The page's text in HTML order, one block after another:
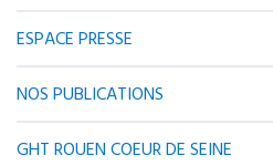
ESPACE PRESSE
NOS PUBLICATIONS
GHT ROUEN COEUR DE SEINE